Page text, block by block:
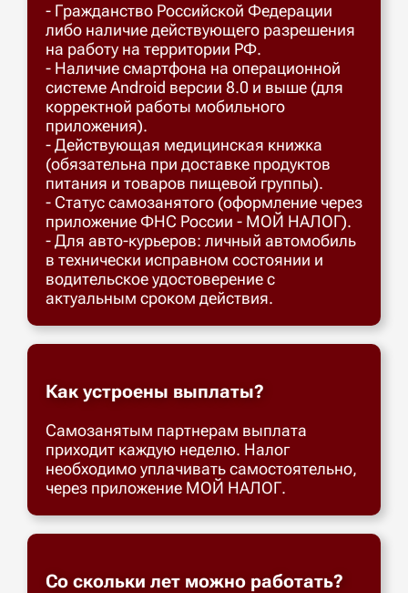
- Гражданство Российской Федерации
либо наличие действующего разрешения
на работу на территории РФ.
- Наличие смартфона на операционной
системе Android версии 8.0 и выше (для
корректной работы мобильного
приложения).
- Действующая медицинская книжка
(обязательна при доставке продуктов
питания и товаров пищевой группы).
- Статус самозанятого (оформление через
приложение ФНС России - МОЙ НАЛОГ).
- Для авто-курьеров: личный автомобиль
в технически исправном состоянии и
водительское удостоверение с
актуальным сроком действия.
Как устроены выплаты?
Самозанятым партнерам выплата
приходит каждую неделю. Налог
необходимо уплачивать самостоятельно,
через приложение МОЙ НАЛОГ.
Со скольки лет можно работать?